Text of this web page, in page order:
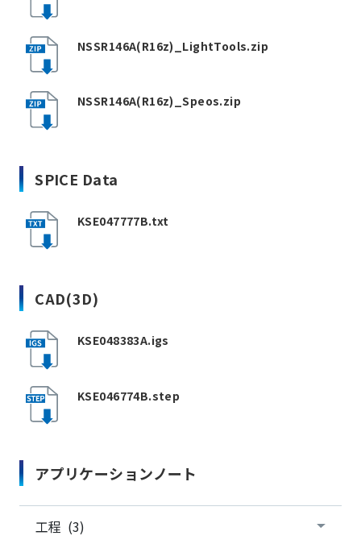
NSSR146A(R16z)_LightTools.zip
NSSR146A(R16z)_Speos.zip
SPICE Data
KSE047777B.txt
CAD(3D)
KSE048383A.igs
KSE046774B.step
アプリケーションノート
工程 (3)